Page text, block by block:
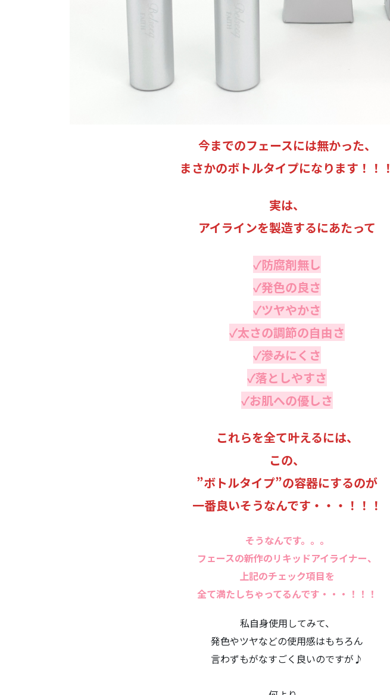
今までのフェースには無かった、
まさかのボトルタイプになります！！！
実は、
アイラインを製造するにあたって
✓防腐剤無し
✓発色の良さ
✓ツヤやかさ
✓太さの調節の自由さ
✓滲みにくさ
✓落としやすさ
✓お肌への優しさ
これらを全て叶えるには、
この、
”ボトルタイプ”の容器にするのが
一番良いそうなんです・・・！！！
そうなんです。。。
フェースの新作のリキッドアイライナー、
上記のチェック項目を
全て満たしちゃってるんです・・・！！！
私自身使用してみて、
発色やツヤなどの使用感はもちろん
言わずもがなすごく良いのですが♪